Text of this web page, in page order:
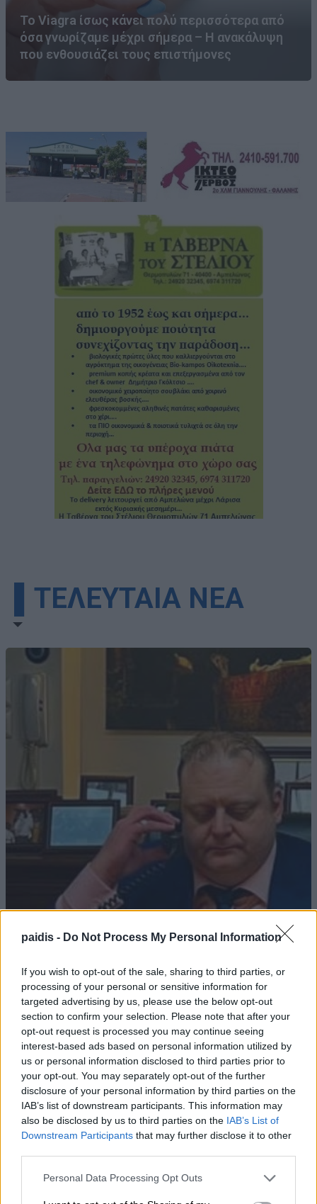
paidis - Do Not Process My Personal Information
If you wish to opt-out of the sale, sharing to third parties, or
processing of your personal or sensitive information for
targeted advertising by us, please use the below opt-out
section to confirm your selection. Please note that after your
opt-out request is processed you may continue seeing
interest-based ads based on personal information utilized by
us or personal information disclosed to third parties prior to
your opt-out. You may separately opt-out of the further
disclosure of your personal information by third parties on the
IAB’s list of downstream participants. This information may
also be disclosed by us to third parties on the IAB’s List of
Downstream Participants that may further disclose it to other
Personal Data Processing Opt Outs
Το Viagra ίσως κάνει πολύ περισσότερα από
όσα γνωρίζαμε μέχρι σήμερα – Η ανακάλυψη
που ενθουσιάζει τους επιστήμονες
▌ΤΕΛΕΥΤΑΙΑ ΝΕΑ
Υπό ίδρυση η Αστική Μη
Κερδοσκοπική Εταιρεία
«ΚΟΙΝΩΦΕΛΕΣ ΕΡΓΟ ΔΗΜΗΤΡΙΟΥ
ΑΠΟΣΤΟΛΟΥ ΔΟΚΟΥ»
06/08/2026 , 23:55